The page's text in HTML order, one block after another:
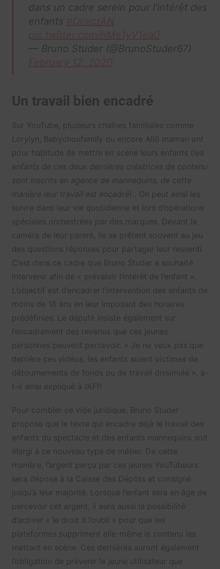
dans un cadre serein pour l'intérêt des
enfants
— Bruno Studer (@BrunoStuder67)
Un travail bien encadré
Sur YouTube, plusieurs chaînes familiales comme
Lorylyn, Babychoufamily ou encore Allô maman ont
pour habitude de mettre en scène leurs enfants ( les
enfants de ces deux dernières créatrices de contenu
sont inscrits en agence de mannequins, de cette
manière leur travail est encadré) . On peut ainsi les
suivre dans leur vie quotidienne et lors d’opérations
spéciales orchestrées par des marques. Devant la
caméra de leur parent, ils se prêtent souvent au jeu
des questions réponses pour partager leur ressenti.
C’est dans ce cadre que Bruno Studer a souhaité
intervenir afin de « prévaloir l’intérêt de l’enfant ».
L’objectif est d’encadrer l’intervention des enfants de
moins de 16 ans en leur imposant des horaires
prédéfinies. Le député insiste également sur
l’encadrement des revenus que ces jeunes
personnes peuvent percevoir. « Je ne veux pas que
derrière ces vidéos, les enfants soient victimes de
détournements de fonds ou de travail dissimulé », a-
t-il ainsi expliqué à l’AFP.
Pour combler ce vide juridique, Bruno Studer
propose que le texte qui encadre déjà le travail des
enfants du spectacle et des enfants mannequins soit
élargi à ce nouveau type de métier. De cette
manière, l’argent perçu par ces jeunes YouTubeurs
sera déposé à la Caisse des Dépôts et consigné
jusqu’à leur majorité. Lorsque l’enfant sera en âge de
percevoir cet argent, il aura aussi la possibilité
d’activer « le droit à l’oubli » pour que les
plateformes suppriment elle-même le contenu les
mettant en scène. Ces dernières auront également
l’obligation de prévenir le jeune utilisateur que